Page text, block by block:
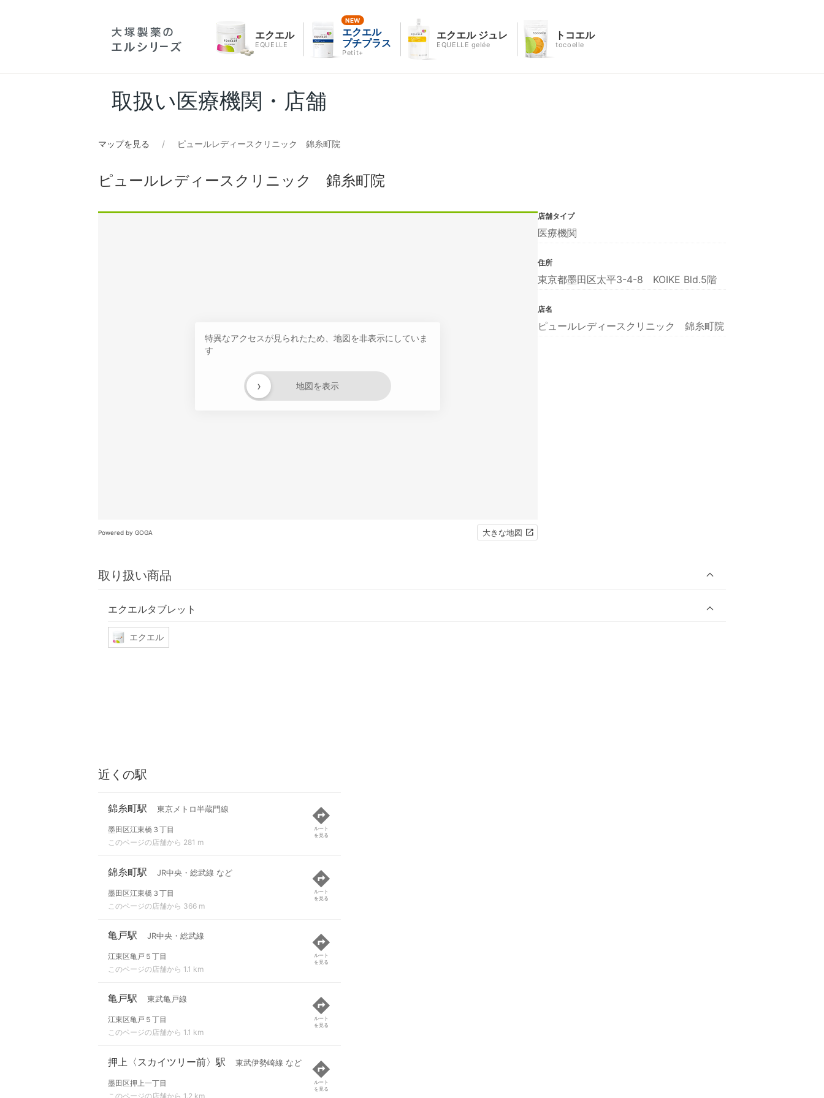
エクエル
EQUELLE
エクエル
プチプラス
Petit+
エクエル ジュレ
EQUELLE gelée
トコエル
tocoelle
取扱い医療機関・店舗
マップを見る ピュールレディースクリニック 錦糸町院
ピュールレディースクリニック 錦糸町院
特異なアクセスが見られたため、地図を非表示にしていま
す
地図を表示
›
Powered by GOGA 大きな地図
取り扱い商品
エクエルタブレット
エクエル
店舗タイプ
医療機関
住所
東京都墨田区太平3-4-8 KOIKE Bld.5階
店名
ピュールレディースクリニック 錦糸町院
近くの駅
錦糸町駅 東京メトロ半蔵門線
墨田区江東橋３丁目
このページの店舗から 281 m
ルート
を見る
錦糸町駅 JR中央・総武線 など
墨田区江東橋３丁目
このページの店舗から 366 m
ルート
を見る
亀戸駅 JR中央・総武線
江東区亀戸５丁目
このページの店舗から 1.1 km
ルート
を見る
亀戸駅 東武亀戸線
江東区亀戸５丁目
このページの店舗から 1.1 km
ルート
を見る
押上〈スカイツリー前〉駅 東武伊勢崎線 など
墨田区押上一丁目
このページの店舗から 1.2 km
ルート
を見る